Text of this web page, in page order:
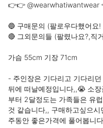
👉👉 @wearwhatiwantwear
🔵 구매문의 (팔로우다했어
🔴 그외문의들 (팔렸나요?,직
가슴 55cm 기장 71cm
- 주인장은 기다리고 기다리
뒤에 떠날예정입니다,,😭 소
부터 2달정도는 가족들은 유
것 같습니다,, 구매하고싶으
주동안 좋은가격에 풀어봅니